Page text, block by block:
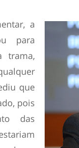
a
para
trama,
que
pois
das